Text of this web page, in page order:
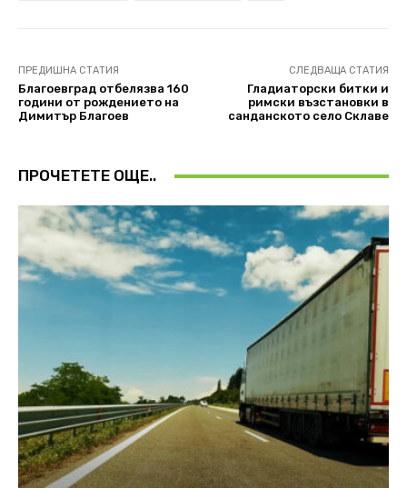
ПРЕДИШНА СТАТИЯ
Благоевград отбелязва 160
години от рождението на
Димитър Благоев
СЛЕДВАЩА СТАТИЯ
Гладиаторски битки и
римски възстановки в
санданското село Склаве
ПРОЧЕТЕТЕ ОЩЕ..